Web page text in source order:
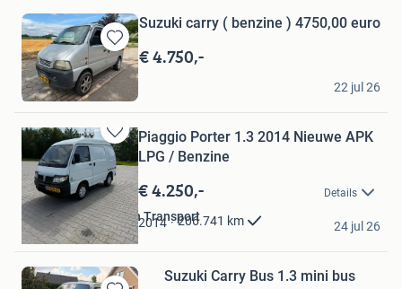
Bewaren
in
Mijn
Favorieten
Suzuki carry ( benzine ) 4750,00 euro
€ 4.750,-
martin
Oosterhout
22 jul 26
Bewaren
in
Mijn
Favorieten
Piaggio Porter 1.3 2014 Nieuwe APK
LPG / Benzine
€ 4.250,- Details
2014 206.741 km
Wagenaar Handel en Transport
Oosterwolde
24 jul 26
Suzuki Carry Bus 1.3 mini bus